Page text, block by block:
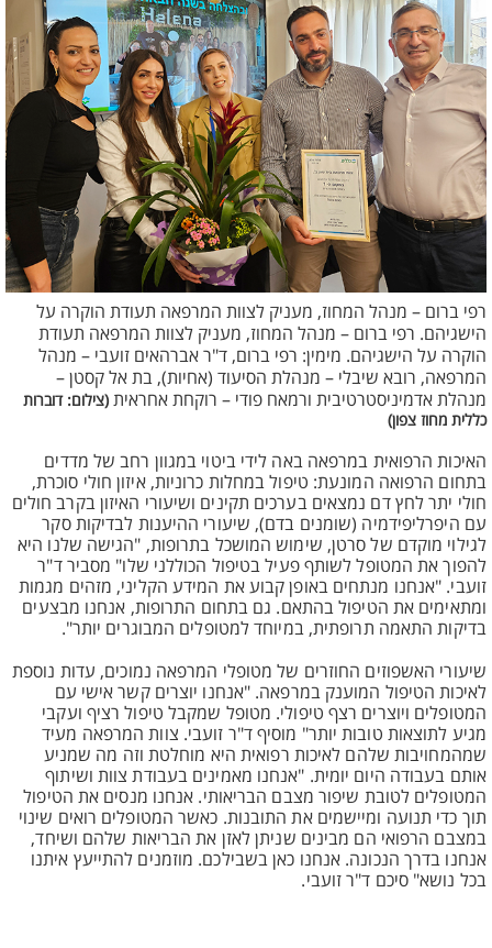
רפי ברום – מנהל המחוז, מעניק לצוות המרפאה תעודת הוקרה על
הישגיהם. רפי ברום – מנהל המחוז, מעניק לצוות המרפאה תעודת
הוקרה על הישגיהם. מימין: רפי ברום, ד"ר אברהאים זועבי – מנהל
המרפאה, רובא שיבלי – מנהלת הסיעוד (אחיות), בת אל קסטן –
מנהלת אדמיניסטרטיבית ורמאח פודי – רוקחת אחראית (צילום: דוברות
כללית מחוז צפון)
האיכות הרפואית במרפאה באה לידי ביטוי במגוון רחב של מדדים
בתחום הרפואה המונעת: טיפול במחלות כרוניות, איזון חולי סוכרת,
חולי יתר לחץ דם נמצאים בערכים תקינים ושיעורי האיזון בקרב חולים
עם היפרליפידמיה (שומנים בדם), שיעורי ההיענות לבדיקות סקר
לגילוי מוקדם של סרטן, שימוש המושכל בתרופות, "הגישה שלנו היא
להפוך את המטופל לשותף פעיל בטיפול הכוללני שלו" מסביר ד"ר
זועבי. "אנחנו מנתחים באופן קבוע את המידע הקליני, מזהים מגמות
ומתאימים את הטיפול בהתאם. גם בתחום התרופות, אנחנו מבצעים
בדיקות התאמה תרופתית, במיוחד למטופלים המבוגרים יותר".
שיעורי האשפוזים החוזרים של מטופלי המרפאה נמוכים, עדות נוספת
לאיכות הטיפול המוענק במרפאה. "אנחנו יוצרים קשר אישי עם
המטופלים ויוצרים רצף טיפולי. מטופל שמקבל טיפול רציף ועקבי
מגיע לתוצאות טובות יותר" מוסיף ד"ר זועבי. צוות המרפאה מעיד
שמהמחויבות שלהם לאיכות רפואית היא מוחלטת וזה מה שמניע
אותם בעבודה היום יומית. "אנחנו מאמינים בעבודת צוות ושיתוף
המטופלים לטובת שיפור מצבם הבריאותי. אנחנו מנסים את הטיפול
תוך כדי תנועה ומיישמים את התובנות. כאשר המטופלים רואים שינוי
במצבם הרפואי הם מבינים שניתן לאזן את הבריאות שלהם ושיחד,
אנחנו בדרך הנכונה. אנחנו כאן בשבילכם. מוזמנים להתייעץ איתנו
בכל נושא" סיכם ד"ר זועבי.